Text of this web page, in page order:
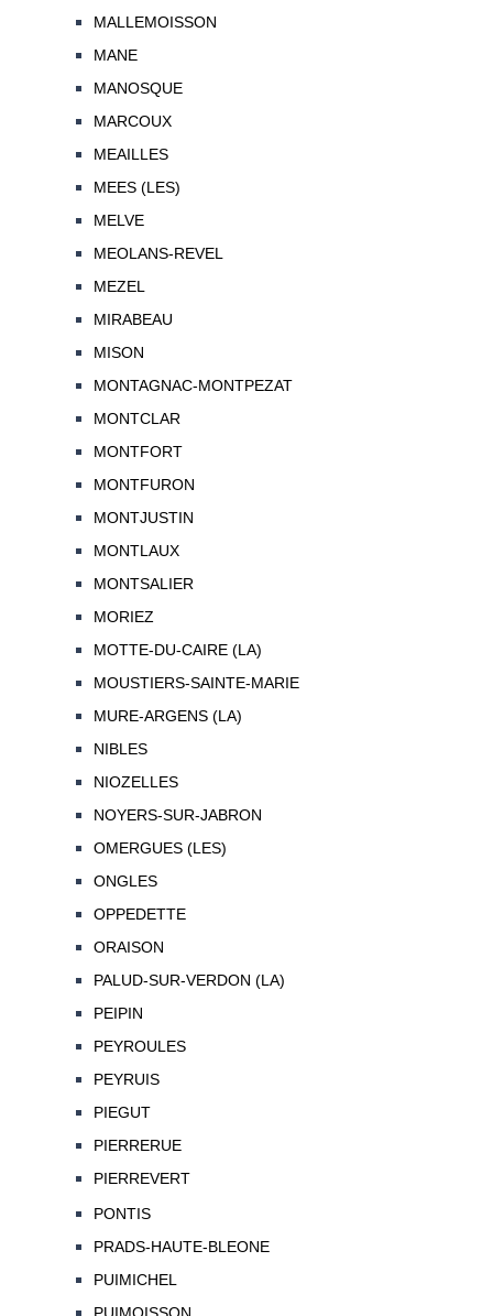
MALLEMOISSON
MANE
MANOSQUE
MARCOUX
MEAILLES
MEES (LES)
MELVE
MEOLANS-REVEL
MEZEL
MIRABEAU
MISON
MONTAGNAC-MONTPEZAT
MONTCLAR
MONTFORT
MONTFURON
MONTJUSTIN
MONTLAUX
MONTSALIER
MORIEZ
MOTTE-DU-CAIRE (LA)
MOUSTIERS-SAINTE-MARIE
MURE-ARGENS (LA)
NIBLES
NIOZELLES
NOYERS-SUR-JABRON
OMERGUES (LES)
ONGLES
OPPEDETTE
ORAISON
PALUD-SUR-VERDON (LA)
PEIPIN
PEYROULES
PEYRUIS
PIEGUT
PIERRERUE
PIERREVERT
PONTIS
PRADS-HAUTE-BLEONE
PUIMICHEL